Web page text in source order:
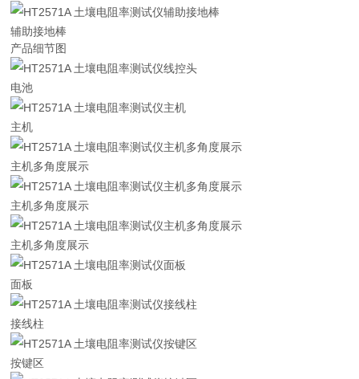
辅助接地棒
产品细节图
电池
主机
主机多角度展示
主机多角度展示
主机多角度展示
面板
接线柱
按键区